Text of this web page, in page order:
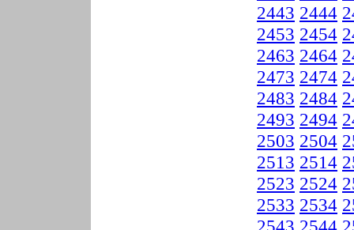
2443 2444
2453 2454
2463 2464
2473 2474
2483 2484
2493 2494
2503 2504
2513 2514
2523 2524
2533 2534